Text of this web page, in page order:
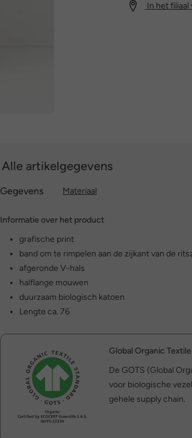
In het filiaal
Alle artikelgegevens
Gegevens Materiaal
Informatie over het product
grafische print
band om te rimpelen aan de zijkant van de
afgeronde V-hals
halflange mouwen
duurzaam biologisch katoen
Lengte ca. 76
Global Organic
De GOTS (Global
voor biologische
gehele supply chain.